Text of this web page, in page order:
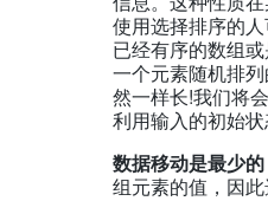
使用选择排序的
已经有序的数组
一个元素随机排
然一样长!我们将
利用输入的初始状
数据移动是最少的
组元素的值，因